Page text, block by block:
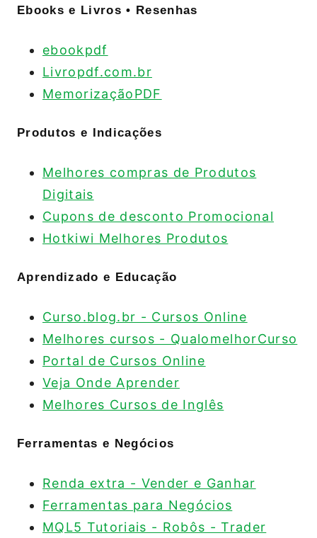
Ebooks e Livros • Resenhas
ebookpdf
Livropdf.com.br
MemorizaçãoPDF
Produtos e Indicações
Melhores compras de Produtos
Digitais
Cupons de desconto Promocional
Hotkiwi Melhores Produtos
Aprendizado e Educação
Curso.blog.br - Cursos Online
Melhores cursos - QualomelhorCurso
Portal de Cursos Online
Veja Onde Aprender
Melhores Cursos de Inglês
Ferramentas e Negócios
Renda extra - Vender e Ganhar
Ferramentas para Negócios
MQL5 Tutoriais - Robôs - Trader